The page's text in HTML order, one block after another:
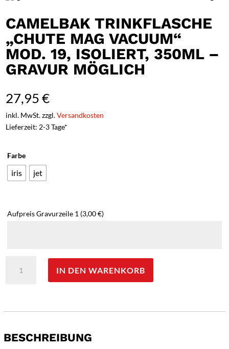
CAMELBAK TRINKFLASCHE
„CHUTE MAG VACUUM“
MOD. 19, ISOLIERT, 350ML –
GRAVUR MÖGLICH
27,95€
inkl. MwSt. zzgl.Versandkosten
Lieferzeit: 2-3 Tage*
Farbe
iris jet
Aufpreis Gravurzeile 1 (3,00 €)
Trinkflasche
19,
Isoliert,
IN DEN WARENKORB
BESCHREIBUNG